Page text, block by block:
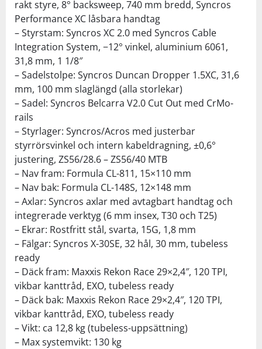
rakt styre, 8° backsweep, 740 mm bredd, Syncros
Performance XC låsbara handtag
– Styrstam: Syncros XC 2.0 med Syncros Cable
Integration System, −12° vinkel, aluminium 6061,
31,8 mm, 1 1/8″
– Sadelstolpe: Syncros Duncan Dropper 1.5XC, 31,6
mm, 100 mm slaglängd (alla storlekar)
– Sadel: Syncros Belcarra V2.0 Cut Out med CrMo-
rails
– Styrlager: Syncros/Acros med justerbar
styrrörsvinkel och intern kabeldragning, ±0,6°
justering, ZS56/28.6 – ZS56/40 MTB
– Nav fram: Formula CL-811, 15×110 mm
– Nav bak: Formula CL-148S, 12×148 mm
– Axlar: Syncros axlar med avtagbart handtag och
integrerade verktyg (6 mm insex, T30 och T25)
– Ekrar: Rostfritt stål, svarta, 15G, 1,8 mm
– Fälgar: Syncros X-30SE, 32 hål, 30 mm, tubeless
ready
– Däck fram: Maxxis Rekon Race 29×2,4″, 120 TPI,
vikbar kanttråd, EXO, tubeless ready
– Däck bak: Maxxis Rekon Race 29×2,4″, 120 TPI,
vikbar kanttråd, EXO, tubeless ready
– Vikt: ca 12,8 kg (tubeless-uppsättning)
– Max systemvikt: 130 kg